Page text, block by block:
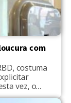
com
costuma
vez, o
com uma